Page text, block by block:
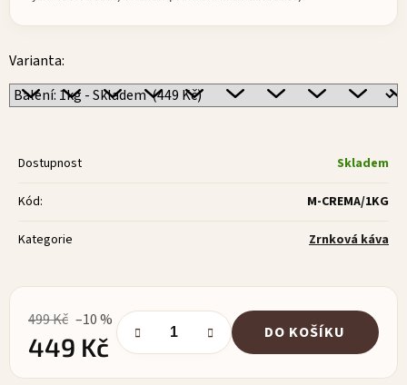
Varianta:
Dostupnost Skladem
Kód: M-CREMA/1KG
Kategorie Zrnková káva
499 Kč –10 %
449 Kč
Měrná cena:
DO KOŠÍKU